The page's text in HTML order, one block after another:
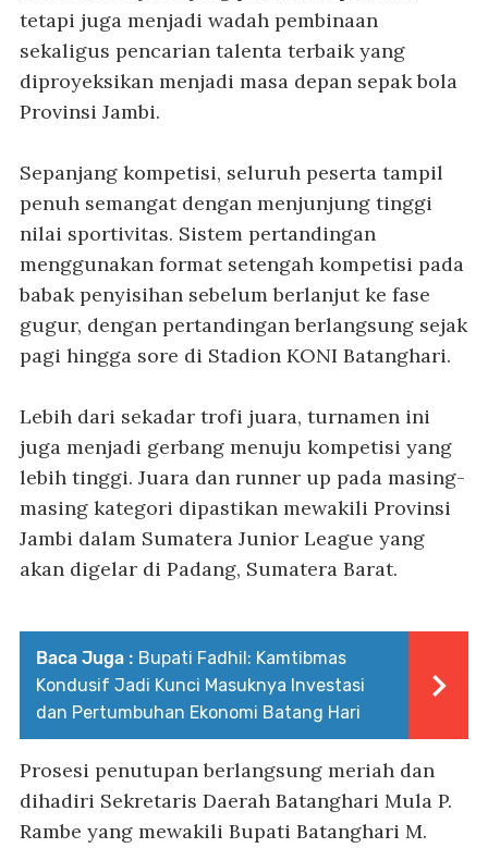
tetapi juga menjadi wadah pembinaan
sekaligus pencarian talenta terbaik yang
diproyeksikan menjadi masa depan sepak bola
Provinsi Jambi.
Sepanjang kompetisi, seluruh peserta tampil
penuh semangat dengan menjunjung tinggi
nilai sportivitas. Sistem pertandingan
menggunakan format setengah kompetisi pada
babak penyisihan sebelum berlanjut ke fase
gugur, dengan pertandingan berlangsung sejak
pagi hingga sore di Stadion KONI Batanghari.
Lebih dari sekadar trofi juara, turnamen ini
juga menjadi gerbang menuju kompetisi yang
lebih tinggi. Juara dan runner up pada masing-
masing kategori dipastikan mewakili Provinsi
Jambi dalam Sumatera Junior League yang
akan digelar di Padang, Sumatera Barat.
Baca Juga : Bupati Fadhil: Kamtibmas
Kondusif Jadi Kunci Masuknya Investasi
dan Pertumbuhan Ekonomi Batang Hari
Prosesi penutupan berlangsung meriah dan
dihadiri Sekretaris Daerah Batanghari Mula P.
Rambe yang mewakili Bupati Batanghari M.